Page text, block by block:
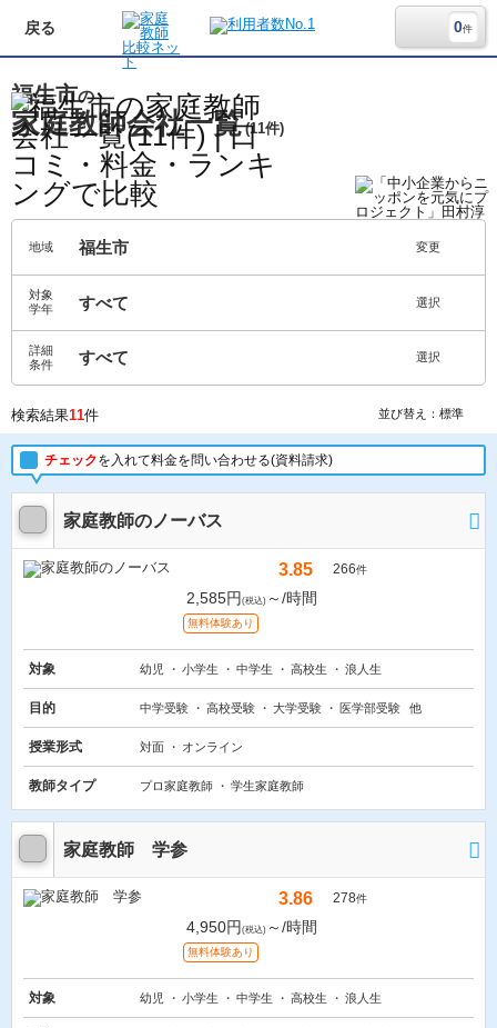
戻る 0件
福生市の
家庭教師会社一覧 (11件)
地域 福生市 変更
対象
学年
すべて 選択
詳細
条件
すべて 選択
検索結果11件 並び替え：標準
チェックを入れて料金を問い合わせる(資料請求)
家庭教師のノーバス
3.85 266件
2,585円 (税込) ～/時間
無料体験あり
対象 幼児 小学生 中学生 高校生 浪人生
目的 中学受験 高校受験 大学受験 医学部受験 他
授業形式 対面 オンライン
教師タイプ プロ家庭教師 学生家庭教師
家庭教師 学参
3.86 278件
4,950円 (税込) ～/時間
無料体験あり
対象 幼児 小学生 中学生 高校生 浪人生